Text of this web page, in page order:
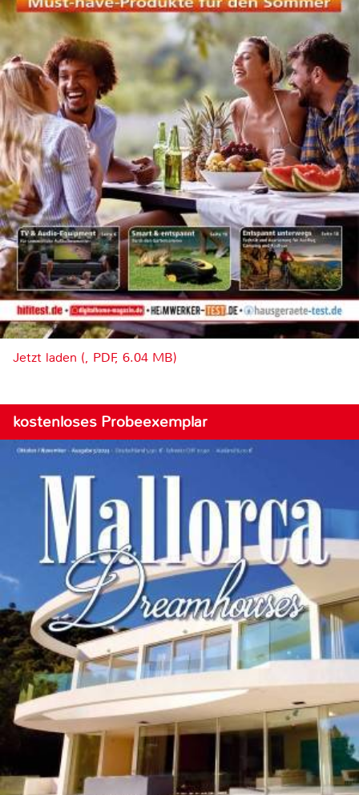
Jetzt laden (, PDF, 6.04 MB)
kostenloses Probeexemplar